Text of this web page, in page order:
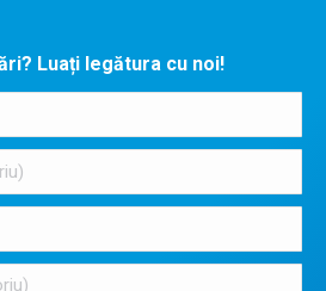
Luați legătura cu noi!